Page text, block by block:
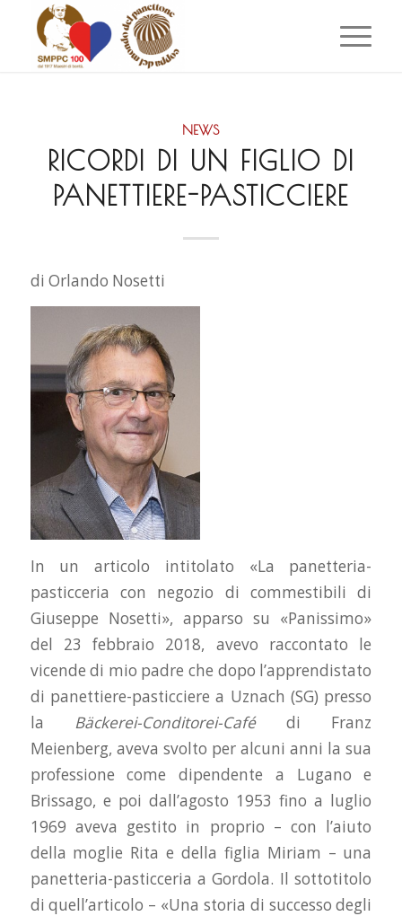
NEWS
RICORDI DI UN FIGLIO DI
PANETTIERE-PASTICCIERE
di Orlando Nosetti
In un articolo intitolato «La panetteria-
pasticceria con negozio di commestibili di
Giuseppe Nosetti», apparso su «Panissimo»
del 23 febbraio 2018, avevo raccontato le
vicende di mio padre che dopo l’apprendistato
di panettiere-pasticciere a Uznach (SG) presso
la Bäckerei-Conditorei-Cafédi Franz
Meienberg, aveva svolto per alcuni anni la sua
professione come dipendente a Lugano e
Brissago, e poi dall’agosto 1953 fino a luglio
1969 aveva gestito in proprio – con l’aiuto
della moglie Rita e della figlia Miriam – una
panetteria-pasticceria a Gordola. Il sottotitolo
di quell’articolo – «Una storia di successo degli